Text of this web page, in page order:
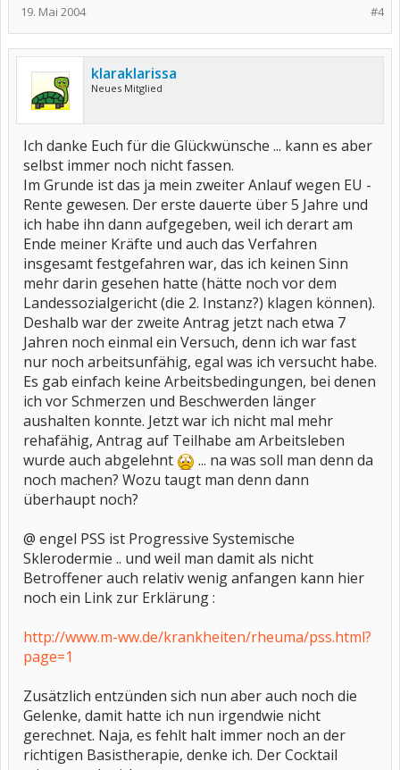
#4
19. Mai 2004
klaraklarissa
Neues Mitglied
Ich danke Euch für die Glückwünsche ... kann es aber
selbst immer noch nicht fassen.
Im Grunde ist das ja mein zweiter Anlauf wegen EU -
Rente gewesen. Der erste dauerte über 5 Jahre und
ich habe ihn dann aufgegeben, weil ich derart am
Ende meiner Kräfte und auch das Verfahren
insgesamt festgefahren war, das ich keinen Sinn
mehr darin gesehen hatte (hätte noch vor dem
Landessozialgericht (die 2. Instanz?) klagen können).
Deshalb war der zweite Antrag jetzt nach etwa 7
Jahren noch einmal ein Versuch, denn ich war fast
nur noch arbeitsunfähig, egal was ich versucht habe.
Es gab einfach keine Arbeitsbedingungen, bei denen
ich vor Schmerzen und Beschwerden länger
aushalten konnte. Jetzt war ich nicht mal mehr
rehafähig, Antrag auf Teilhabe am Arbeitsleben
wurde auch abgelehnt
... na was soll man denn da
noch machen? Wozu taugt man denn dann
überhaupt noch?
@ engel PSS ist Progressive Systemische
Sklerodermie .. und weil man damit als nicht
Betroffener auch relativ wenig anfangen kann hier
noch ein Link zur Erklärung :
http://www.m-ww.de/krankheiten/rheuma/pss.html?
page=1
Zusätzlich entzünden sich nun aber auch noch die
Gelenke, damit hatte ich nun irgendwie nicht
gerechnet. Naja, es fehlt halt immer noch an der
richtigen Basistherapie, denke ich. Der Cocktail